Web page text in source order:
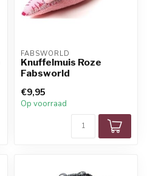
FABSWORLD
Knuffelmuis Roze
Fabsworld
€9,95
Op voorraad